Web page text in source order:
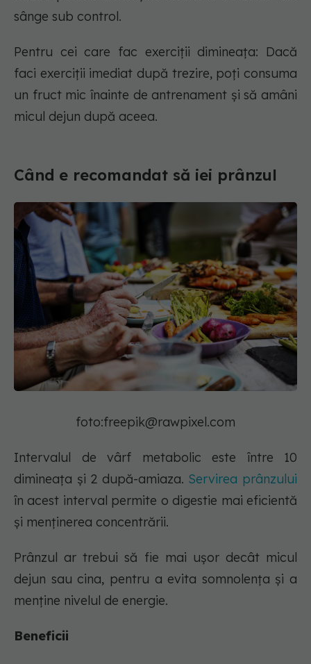
sânge sub control.
Pentru cei care fac exerciții dimineața: Dacă
faci exerciții imediat după trezire, poți consuma
un fruct mic înainte de antrenament și să amâni
micul dejun după aceea.
Când e recomandat să iei prânzul
foto:freepik@rawpixel.com
Intervalul de vârf metabolic este între 10
dimineața și 2 după-amiaza. Servirea prânzului
în acest interval permite o digestie mai eficientă
și menținerea concentrării.
Prânzul ar trebui să fie mai ușor decât micul
dejun sau cina, pentru a evita somnolența și a
menține nivelul de energie.
Beneficii